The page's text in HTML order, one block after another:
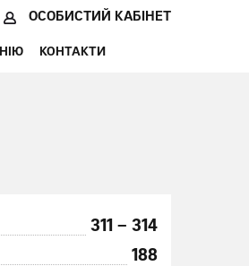
КОНТАКТИ
ОСОБИСТИЙ КАБІНЕТ
311 – 314
188